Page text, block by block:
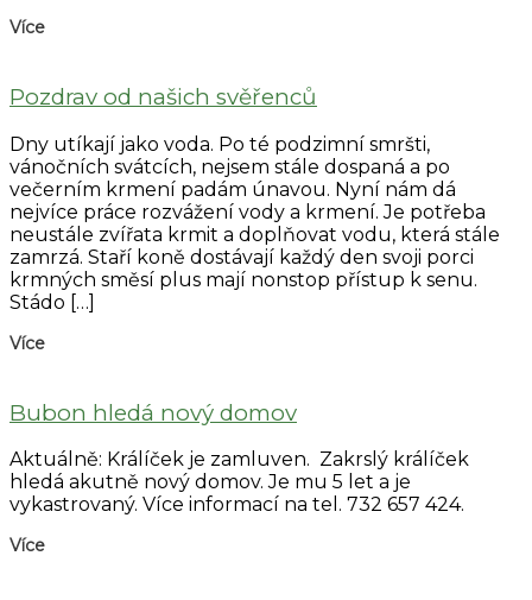
Více
Pozdrav od našich svěřenců
Dny utíkají jako voda. Po té podzimní smršti,
vánočních svátcích, nejsem stále dospaná a po
večerním krmení padám únavou. Nyní nám dá
nejvíce práce rozvážení vody a krmení. Je potřeba
neustále zvířata krmit a doplňovat vodu, která stále
zamrzá. Staří koně dostávají každý den svoji porci
krmných směsí plus mají nonstop přístup k senu.
Stádo […]
Více
Bubon hledá nový domov
Aktuálně: Králíček je zamluven. Zakrslý králíček
hledá akutně nový domov. Je mu 5 let a je
vykastrovaný. Více informací na tel. 732 657 424.
Více